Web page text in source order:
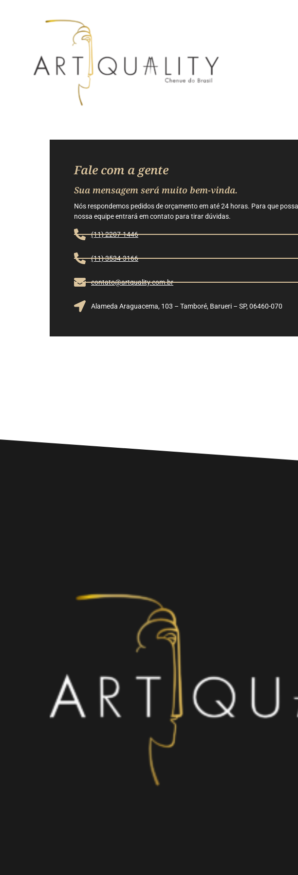
Fale com a gente
Sua mensagem será muito bem-vinda.
Nós respondemos pedidos de orçamento em até 24 horas. Para que
nossa equipe entrará em contato para tirar dúvidas.
(11) 2207-1446
(11) 3534-3166
contato@artquality.com.br
Alameda Araguacema, 103 – Tamboré, Barueri – SP, 06460-070